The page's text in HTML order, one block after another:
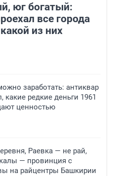
юг богатый:
все города
из них
заработать: антиквар
какие редкие деньги 1961
ценностью
Раевка — не рай,
— провинция с
на райцентры Башкирии